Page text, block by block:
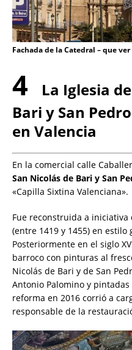
Fachada de la Catedral – que
4
La Iglesia
Bari y San
en Valencia
En la comercial calle
San Nicolás de Bari y San
«Capilla Sixtina Valenciana».
Fue reconstruida a iniciativa
(entre 1419 y 1455) en estilo
Posteriormente en el siglo
barroco con pinturas al
Nicolás de Bari y de San
Antonio Palomino y
reforma en 2016 corrió a
responsable de la